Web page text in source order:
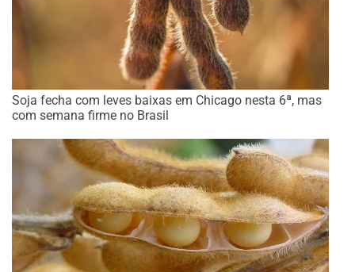
Soja fecha com leves baixas em Chicago nesta 6ª, mas
com semana firme no Brasil